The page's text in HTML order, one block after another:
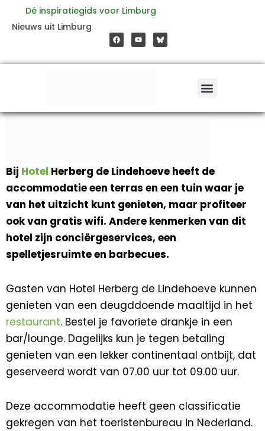
inhoud
Dé inspiratiegids voor Limburg
Nieuws uit Limburg
a
c
e
o
o
o
u
t
b
e
Bij Hotel Herberg de Lindehoeve heeft de
accommodatie een terras en een tuin waar je
van het uitzicht kunt genieten, maar profiteer
ook van gratis wifi. Andere kenmerken van dit
hotel zijn conciërgeservices, een
spelletjesruimte en barbecues.
Gasten van Hotel Herberg de Lindehoeve kunnen
genieten van een deugddoende maaltijd in het
restaurant. Bestel je favoriete drankje in een
bar/lounge. Dagelijks kun je tegen betaling
genieten van een lekker continentaal ontbijt, dat
geserveerd wordt van 07.00 uur tot 09.00 uur.
Deze accommodatie heeft geen classificatie
gekregen van het toeristenbureau in Nederland.